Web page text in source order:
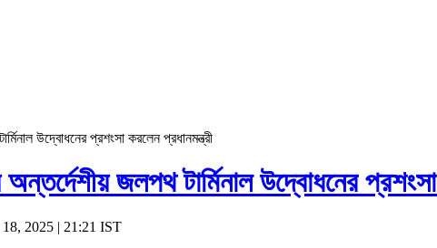
উদ্বোধনের প্রশংসা করলেন প্রধানমন্ত্রী
জলপথ টার্মিনাল উদ্বোধনের
2025 | 21:21 IST